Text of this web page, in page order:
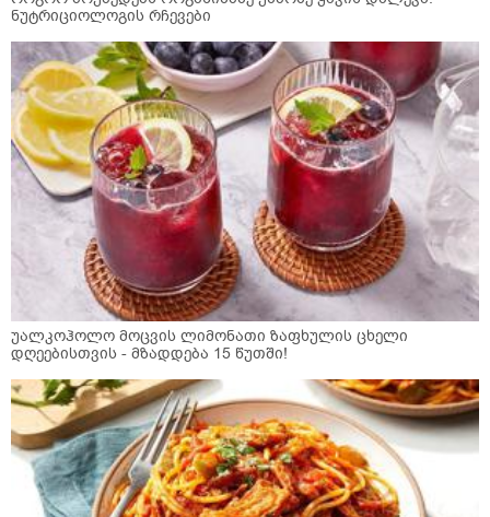
ნუტრიციოლოგის რჩევები
უალკოჰოლო მოცვის ლიმონათი ზაფხულის ცხელი
დღეებისთვის - მზადდება 15 წუთში!